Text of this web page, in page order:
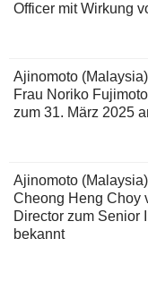
Officer mit Wirkung
Ajinomoto
Frau Noriko
zum 31. März 2025
Ajinomoto
Cheong Heng Choy
Director zum Senior
bekannt